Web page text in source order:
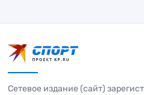
Сетевое издание (сайт)